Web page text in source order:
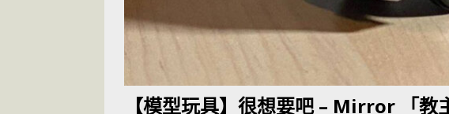
【模型玩具】很想要吧 – Mirror 「